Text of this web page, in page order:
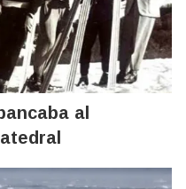
al